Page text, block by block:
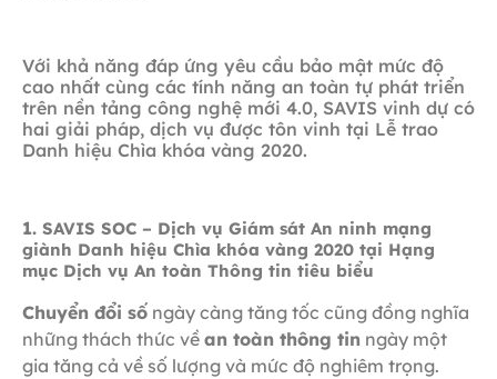
Với khả năng đáp ứng yêu cầu bảo mật mức độ
cao nhất cùng các tính năng an toàn tự phát triển
trên nền tảng công nghệ mới 4.0, SAVIS vinh dự có
hai giải pháp, dịch vụ được tôn vinh tại Lễ trao
Danh hiệu Chìa khóa vàng 2020.
1. SAVIS SOC – Dịch vụ Giám sát An ninh mạng
giành Danh hiệu Chìa khóa vàng 2020 tại Hạng
mục Dịch vụ An toàn Thông tin tiêu biểu
Chuyển đổi số ngày càng tăng tốc cũng đồng nghĩa
những thách thức về an toàn thông tin ngày một
gia tăng cả về số lượng và mức độ nghiêm trọng.